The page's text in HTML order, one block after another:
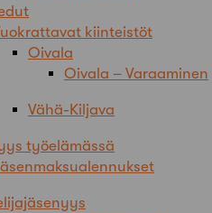
kiinteistöt
Oivala
Oivala – Varaaminen
Vähä-Kiljava
työelämässä